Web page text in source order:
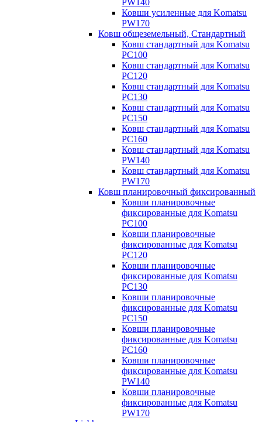
PW140
Ковши усиленные для Komatsu
PW170
Ковш общеземельный, Стандартный
Ковш стандартный для Komatsu
PC100
Ковш стандартный для Komatsu
PC120
Ковш стандартный для Komatsu
PC130
Ковш стандартный для Komatsu
PC150
Ковш стандартный для Komatsu
PC160
Ковш стандартный для Komatsu
PW140
Ковш стандартный для Komatsu
PW170
Ковш планировочный фиксированный
Ковши планировочные
фиксированные для Komatsu
PC100
Ковши планировочные
фиксированные для Komatsu
PC120
Ковши планировочные
фиксированные для Komatsu
PC130
Ковши планировочные
фиксированные для Komatsu
PC150
Ковши планировочные
фиксированные для Komatsu
PC160
Ковши планировочные
фиксированные для Komatsu
PW140
Ковши планировочные
фиксированные для Komatsu
PW170